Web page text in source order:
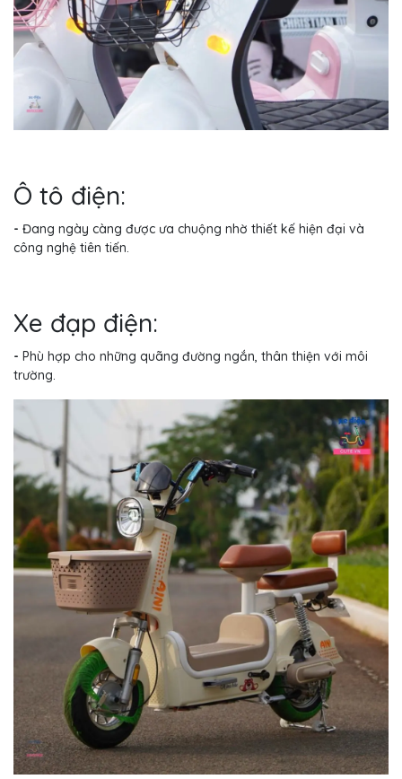
Ô tô điện:
- Đang ngày càng được ưa chuộng nhờ thiết kế hiện đại và
công nghệ tiên tiến.
Xe đạp điện:
- Phù hợp cho những quãng đường ngắn, thân thiện với môi
trường.